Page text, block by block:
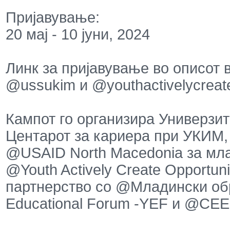
Пријавување:
20 мај - 10 јуни, 2024
Линк за пријавување во описот
@ussukim и
Кампот го организира
Центарот за кариера при
@USAID North Macedonia за
@Youth Actively Create
партнерство со @Младински
Educational Forum -YEF и